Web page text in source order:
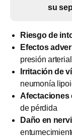
su
Riesgo de
Efectos
presión
Irritación de
neumonía
Afectaciones
de pérdida
Daño en